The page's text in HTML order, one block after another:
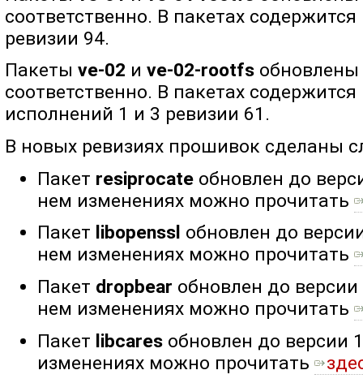
соответственно. В пакетах
ревизии 94.
Пакетыve-02 иve-02-rootfs
соответственно. В пакетах
исполнений 1 и 3 ревизии 61.
В новых ревизиях прошивок сделаны
Пакет resiprocate обновлен до
нем изменениях можно прочитать
Пакет libopenssl обновлен до
нем изменениях можно прочитать
Пакет dropbear обновлен до
нем изменениях можно прочитать
Пакет libcares обновлен до версии
изменениях можно прочитать